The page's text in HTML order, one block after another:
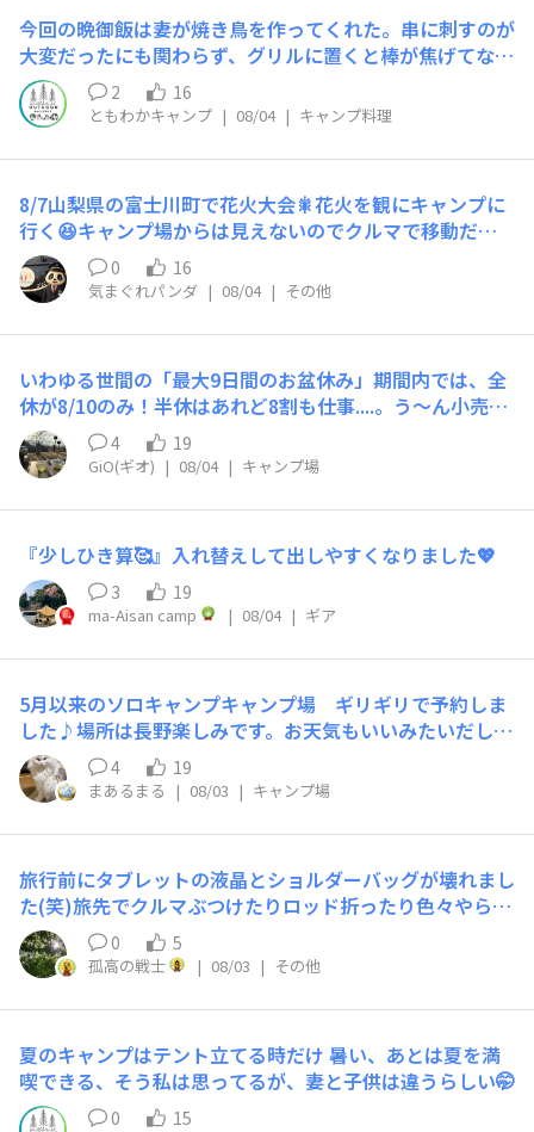
今回の晩御飯は妻が焼き鳥を作ってくれた。串に刺すのが
大変だったにも関わらず、グリルに置くと棒が焦げてなく
なるという惨事。刺した意味ないやん💧次からはささんと
のこと。
2 16
ともわかキャンプ | 08/04 | キャンプ料理
8/7山梨県の富士川町で花火大会🎇花火を観にキャンプに
行く😆キャンプ場からは見えないのでクルマで移動だけ
ど…クマ🐻大丈夫かなぁ…
0 16
気まぐれパンダ | 08/04 | その他
いわゆる世間の「最大9日間のお盆休み」期間内では、全
休が8/10のみ！半休はあれど8割も仕事....。う〜ん小売業
とは言え同僚の事情とは言え、これは過去一キツいなぁ。
これはもう...月末のキャンプは涼しい高原で癒されるしか
ない！😫1000m以上にしたいから....菅平か、戸隠か、飯
綱....どこにしよかなぁ🤔
4 19
GiO(ギオ) | 08/04 | キャンプ場
​​『少しひき算🥰』​入れ替えして出しやすくなりました💖
3 19
ma-Aisan camp | 08/04 | ギア
5月以来のソロキャンプキャンプ場 ギリギリで予約しま
した♪場所は長野楽しみです。お天気もいいみたいだし、
景色楽しめそうです♪
4 19
まあるまる | 08/03 | キャンプ場
旅行前にタブレットの液晶とショルダーバッグが壊れまし
た(笑)旅先でクルマぶつけたりロッド折ったり色々やらか
してきてるから、いちいち気にしなくていいかと思い始め
ました。(自称やらかし魔w)しかし職場では前回能登に行
った時にお土産を買ってきたのですが、1ヶ月も経たない
うちにまた旅行行くことを口が滑って言ってしまったがた
る最中です。すまん。夫と子どもに留守番してもらって3
泊4日ドロンするからあんまり家庭持ちの人(特に主婦さ
ん)には言いたくなかったなとは思ってるのですが、でも
0 5
孤高の戦士 | 08/03 | その他
夏のキャンプはテント立てる時だけ 暑い、あとは夏を満
喫できる、そう私は思ってるが、妻と子供は違うらしい🤭
0 15